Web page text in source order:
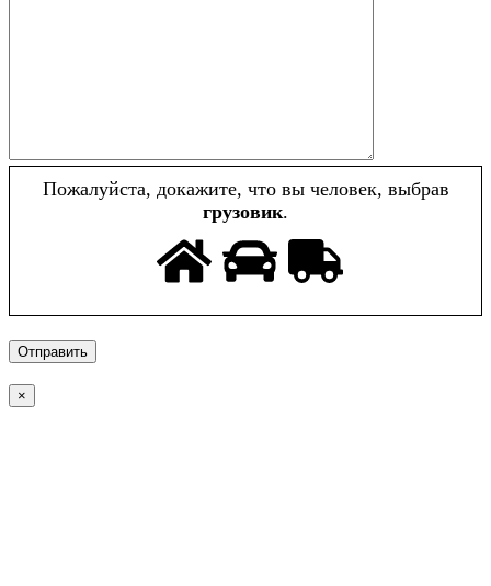
Пожалуйста, докажите, что вы человек, выбрав
грузовик.
×